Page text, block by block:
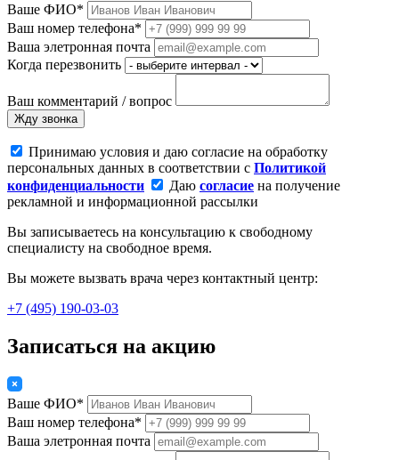
Ваше ФИО*
Ваш номер телефона*
Ваша элетронная почта
Когда перезвонить
Ваш комментарий / вопрос
Жду звонка
Принимаю условия и даю согласие на обработку
персональных данных в соответствии с Политикой
конфиденциальности
Даю согласие на получение
рекламной и информационной рассылки
Вы записываетесь на консультацию к свободному
специалисту на свободное время.
Вы можете вызвать врача через контактный центр:
+7 (495) 190-03-03
Записаться на акцию
Ваше ФИО*
Ваш номер телефона*
Ваша элетронная почта